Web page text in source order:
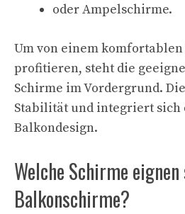
oder Ampelschirme.
Um von einem komfortablen
profitieren, steht die
Schirme im Vordergrund.
Stabilität und integriert sich
Balkondesign.
Welche Schirme
Balkonschirme?